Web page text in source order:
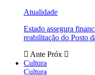
Atualidade
Estado assegura
reabilitação do Posto
Ante Próx
Cultura
Cultura